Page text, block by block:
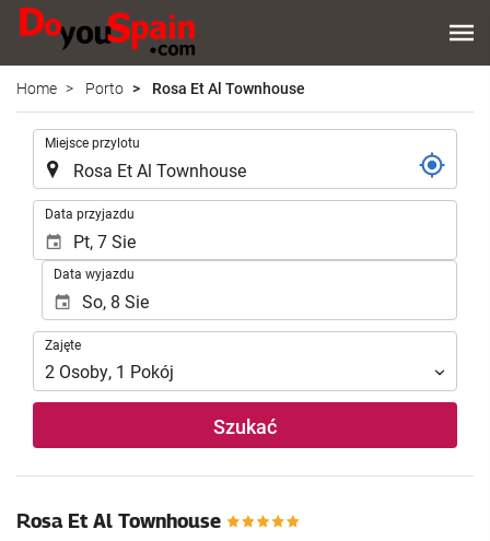
Home Porto Rosa Et Al Townhouse
Miejsce przylotu
Data przyjazdu
Data wyjazdu
Zajęte
Zajęte
2 Osoby, 1 Pokój
Szukać
Rosa Et Al Townhouse